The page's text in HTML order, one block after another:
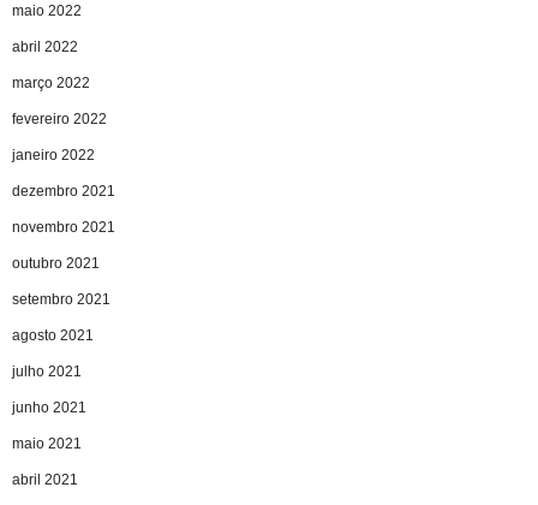
maio 2022
abril 2022
março 2022
fevereiro 2022
janeiro 2022
dezembro 2021
novembro 2021
outubro 2021
setembro 2021
agosto 2021
julho 2021
junho 2021
maio 2021
abril 2021